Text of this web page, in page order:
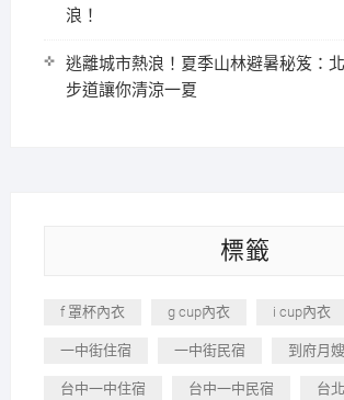
浪！
逃離城市熱浪！夏季山林避暑秘笈：
步道讓你清涼一夏
標籤
f 罩杯內衣 g cup內衣 i cup內衣
一中街住宿 一中街民宿 到府月嫂
台中一中住宿 台中一中民宿 台